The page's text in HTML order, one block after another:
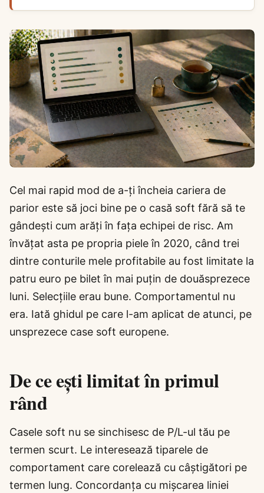
Cel mai rapid mod de a-ți încheia cariera de
parior este să joci bine pe o casă soft fără să te
gândești cum arăți în fața echipei de risc. Am
învățat asta pe propria piele în 2020, când trei
dintre conturile mele profitabile au fost limitate la
patru euro pe bilet în mai puțin de douăsprezece
luni. Selecțiile erau bune. Comportamentul nu
era. Iată ghidul pe care l-am aplicat de atunci, pe
unsprezece case soft europene.
De ce ești limitat în primul
rând
Casele soft nu se sinchisesc de P/L-ul tău pe
termen scurt. Le interesează tiparele de
comportament care corelează cu câștigători pe
termen lung. Concordanța cu mișcarea liniei